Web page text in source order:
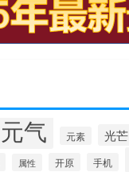
元气 元素 光芒
属性 开原 手机